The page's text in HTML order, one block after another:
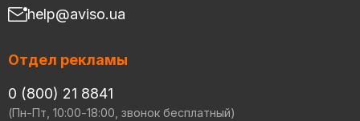
help@aviso.ua
Отдел рекламы
0 (800) 21 8841
(Пн-Пт, 10:00-18:00, звонок бесплатный)